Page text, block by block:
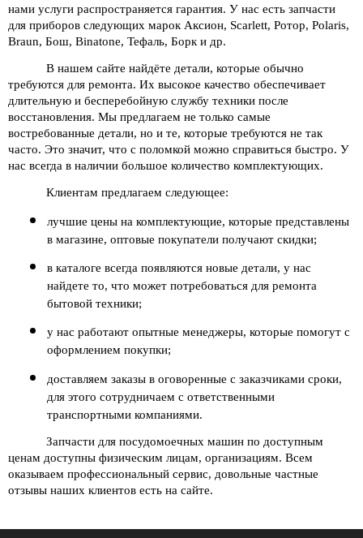
нами услуги распространяется гарантия. У нас есть запчасти
для приборов следующих марок Аксион, Scarlett, Ротор, Polaris,
Braun, Бош, Binatone, Тефаль, Борк и др.
В нашем сайте найдёте детали, которые обычно
требуются для ремонта. Их высокое качество обеспечивает
длительную и бесперебойную службу техники после
восстановления. Мы предлагаем не только самые
востребованные детали, но и те, которые требуются не так
часто. Это значит, что с поломкой можно справиться быстро. У
нас всегда в наличии большое количество комплектующих.
Клиентам предлагаем следующее:
лучшие цены на комплектующие, которые представлены
в магазине, оптовые покупатели получают скидки;
в каталоге всегда появляются новые детали, у нас
найдете то, что может потребоваться для ремонта
бытовой техники;
у нас работают опытные менеджеры, которые помогут с
оформлением покупки;
доставляем заказы в оговоренные с заказчиками сроки,
для этого сотрудничаем с ответственными
транспортными компаниями.
Запчасти для посудомоечных машин по доступным
ценам доступны физическим лицам, организациям. Всем
оказываем профессиональный сервис, довольные частные
отзывы наших клиентов есть на сайте.